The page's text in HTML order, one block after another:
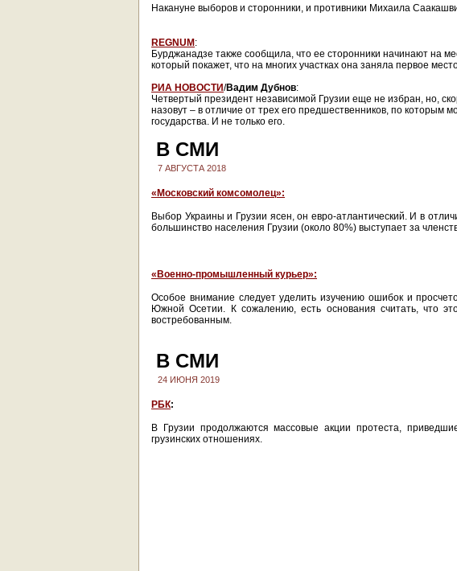
Накануне выборов и сторонники, и противники Михаила
REGNUM :
Бурджанадзе также сообщила, что ее сторонники начинают на
который покажет, что на многих участках она заняла первое
РИА НОВОСТИ/Вадим Дубнов:
Четвертый президент независимой Грузии еще не избран, но,
назовут – в отличие от трех его предшественников, по которым
государства. И не только его.
В СМИ
7 АВГУСТА 2018
«Московский комсомолец»:
Выбор Украины и Грузии ясен, он евро-атлантический. И в
большинство населения Грузии (около 80%) выступает за
«Военно-промышленный курьер»:
Особое внимание следует уделить изучению ошибок и
Южной Осетии. К сожалению, есть основания считать, что
востребованным.
В СМИ
24 ИЮНЯ 2019
РБК:
В Грузии продолжаются массовые акции протеста,
грузинских отношениях.